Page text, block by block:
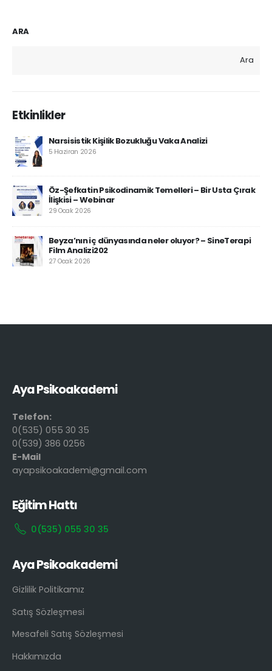
ARA
Ara
Etkinlikler
Narsisistik Kişilik Bozukluğu Vaka Analizi
5 Haziran 2026
Öz-Şefkatin Psikodinamik Temelleri – Bir Usta Çırak
İlişkisi – Webinar
29 Ocak 2026
Beyza’nın iç dünyasında neler oluyor? – SineTerapi
Film Analizi202
27 Ocak 2026
Aya Psikoakademi
Telefon:
0(535) 055 30 35
0(539) 386 0256
E-Mail
ayapsikoakademi@gmail.com
Eğitim Hattı
0(535) 055 30 35
Aya Psikoakademi
Gizlilik Politikamız
Satış Sözleşmesi
Mesafeli Satış Sözleşmesi
Hakkımızda